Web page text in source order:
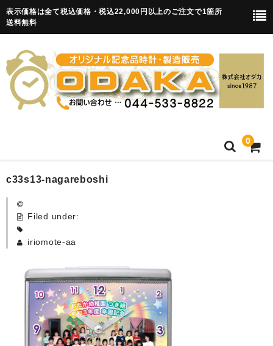
表示価格は全て税込価格・税込22,000円以上のご注文で1箇所
送料無料
0
HOME
卒園記念品
カード付フォトフレームクロック(集合)
目覚まし時計(集合＋個別)
メロディ時計(集合)
c33s13-nagareboshi
Filed under:
iriomote-aa